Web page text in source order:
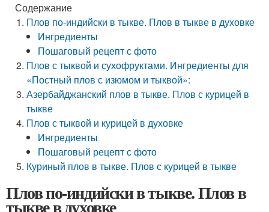
Содержание
Плов по-индийски в тыкве. Плов в тыкве в духовке
Ингредиенты
Пошаговый рецепт с фото
Плов с тыквой и сухофруктами. Ингредиенты для
«Постный плов с изюмом и тыквой»:
Азербайджанский плов в тыкве. Плов с курицей в
тыкве
Плов с тыквой и курицей в духовке
Ингредиенты
Пошаговый рецепт с фото
Куриный плов в тыкве. Плов с курицей в тыкве
Плов по-индийски в тыкве. Плов в
тыкве в духовке